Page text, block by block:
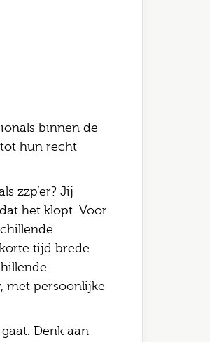
binnen de
hun recht
zzp’er? Jij
het klopt. Voor
tijd brede
met persoonlijke
Denk aan